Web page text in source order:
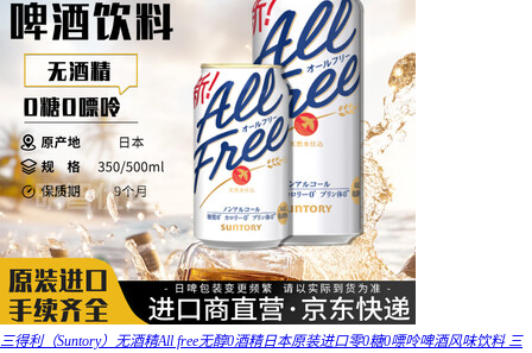
三得利（Suntory）无酒精All free无醇0酒精日本原装进口零0糖0嘌呤啤酒风味饮料 三